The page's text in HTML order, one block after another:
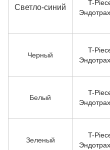
Светло-синий
T-
Черный
T-
Белый
T-
Зеленый
T-